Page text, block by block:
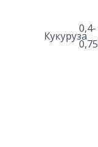
Кукуруза
0,4-
0,75